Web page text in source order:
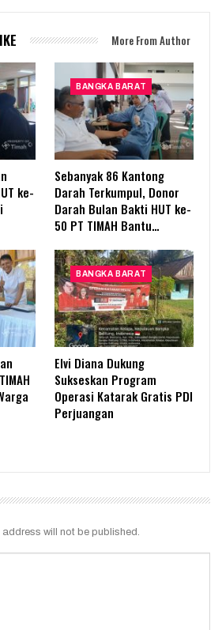
More From Author
ke-
BANGKA BARAT
Sebanyak 86 Kantong
Darah Terkumpul, Donor
Darah Bulan Bakti HUT ke-
50 PT TIMAH Bantu…
BANGKA BARAT
Elvi Diana Dukung
Sukseskan Program
Operasi Katarak Gratis PDI
Perjuangan
will not be published.